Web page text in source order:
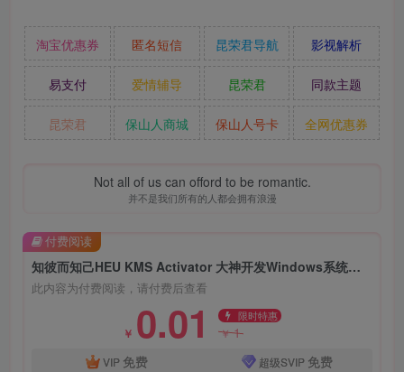
淘宝优惠券 匿名短信 昆荣君导航 影视解析
易支付 爱情辅导 昆荣君 同款主题
昆荣君 保山人商城 保山人号卡 全网优惠券
Not all of us can offord to be romantic.
并不是我们所有的人都会拥有浪漫
知彼而知己HEU KMS Activator 大神开发Windows系统的KMS数字永久激活工具
此内容为付费阅读，请付费后查看
￥ 0.01 限时特惠
￥1
VIP 免费 超级SVIP 免费
付费阅读